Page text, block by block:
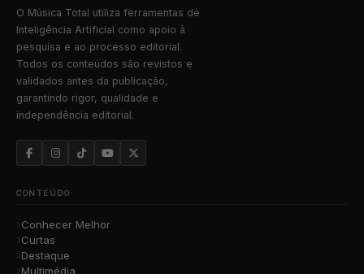
O Música Total utiliza ferramentas de
Inteligência Artificial como apoio à
pesquisa e ao processo editorial.
Todos os conteúdos são revistos e
validados antes da publicação,
garantindo rigor, qualidade e
independência editorial.
CONTEÚDO
Conhecer Melhor
Curtas
Destaque
Multimédia